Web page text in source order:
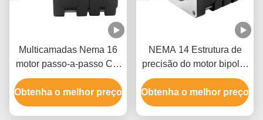
Multicamadas Nema 16
motor passo-a-passo Cor
preta para dispositivos
médicos Certificações
ISO ROHS
Obtenha o melhor preço
NEMA 14 Estrutura de
precisão do motor bipolar
passo a passo 120mN.M
Obtenha o melhor preço